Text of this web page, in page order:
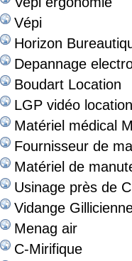
Vépi
Horizon
Depannage
Boudart Location
LGP vidéo
Matériel médical
Fournisseur de
Matériel de
Usinage près de
Vidange
Menag air
C-Mirifique